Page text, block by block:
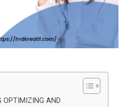
OPTIMIZING AND